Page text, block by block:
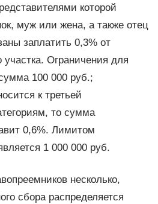
которой
муж или жена, а также отец
заплатить 0,3% от
участка. Ограничения для
100 000 руб.;
к третьей
то сумма
0,6%. Лимитом
1 000 000 руб.
несколько,
сбора распределяется